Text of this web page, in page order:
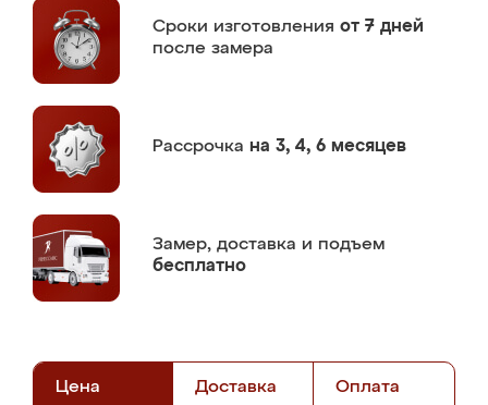
Сроки изготовления от 7 дней
после замера
Рассрочка на 3, 4, 6 месяцев
Замер, доставка и подъем
бесплатно
Цена Доставка Оплата